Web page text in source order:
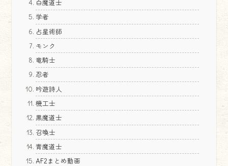
白魔道士
学者
占星術師
モンク
竜騎士
忍者
吟遊詩人
機工士
黒魔道士
召喚士
青魔道士
AF2まとめ動画